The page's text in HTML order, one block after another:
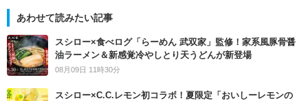
あわせて読みたい記事
スシロー×食べログ「らーめん 武双家」監修！家系風豚骨醤
油ラーメン＆新感覚冷やしとり天うどんが新登場
08月09日 11時30分
スシロー×C.C.レモン初コラボ！夏限定「おいしーレモンの